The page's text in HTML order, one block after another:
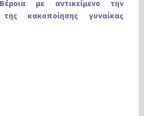
με αντικείμενο την
κακοποίησης γυναίκας